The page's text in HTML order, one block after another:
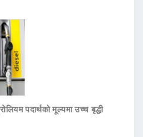
पदार्थको मूल्यमा उच्च बृद्धी